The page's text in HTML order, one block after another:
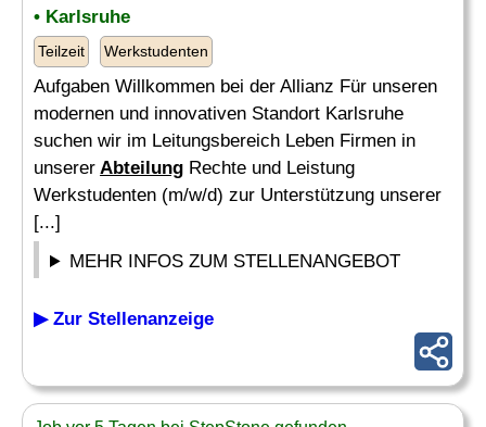
• Karlsruhe
Teilzeit Werkstudenten
Aufgaben Willkommen bei der Allianz Für unseren
modernen und innovativen Standort Karlsruhe
suchen wir im Leitungsbereich Leben Firmen in
unserer Abteilung Rechte und Leistung
Werkstudenten (m/w/d) zur Unterstützung unserer
[...]
MEHR INFOS ZUM STELLENANGEBOT
▶ Zur Stellenanzeige